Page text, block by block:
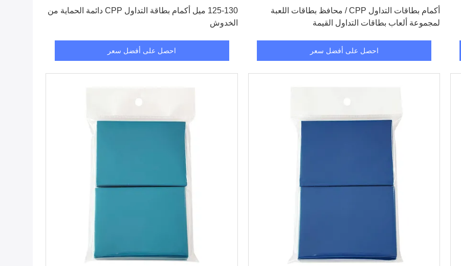
أكمام بطاقات التداول CPP / محافظ بطاقات اللعبة
لمجموعة ألعاب بطاقات التداول القيمة
احصل على أفضل سعر
125-130 ميل أكمام بطاقة التداول CPP دائمة الحماية من
الخدوش
احصل على أفضل سعر